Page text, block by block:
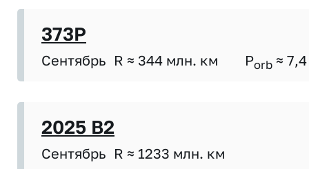
373P
Сентябрь R ≈ 344 млн. км Porb ≈ 7,4
2025 B2
Сентябрь R ≈ 1233 млн. км